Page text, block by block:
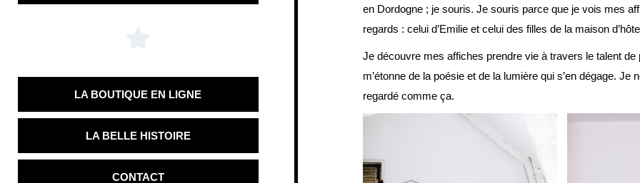
LA BOUTIQUE EN LIGNE
LA BELLE HISTOIRE
CONTACT
en Dordogne ; je souris. Je souris parce que je vois mes
regards : celui d’Emilie et celui des filles de la maison
Je découvre mes affiches prendre vie à travers le talent de
m’étonne de la poésie et de la lumière qui s’en dégage. Je
regardé comme ça.